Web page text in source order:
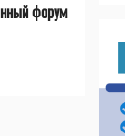
форум